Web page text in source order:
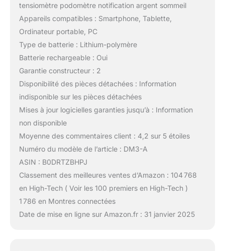
tensiomètre podomètre notification argent sommeil
Appareils compatibles : Smartphone, Tablette,
Ordinateur portable, PC
Type de batterie : Lithium-polymère
Batterie rechargeable : Oui
Garantie constructeur : 2
Disponibilité des pièces détachées : Information
indisponible sur les pièces détachées
Mises à jour logicielles garanties jusqu’à : Information
non disponible
Moyenne des commentaires client : 4,2 sur 5 étoiles
Numéro du modèle de l’article : DM3-A
ASIN : B0DRTZBHPJ
Classement des meilleures ventes d’Amazon : 104 768
en High-Tech ( Voir les 100 premiers en High-Tech )
1 786 en Montres connectées
Date de mise en ligne sur Amazon.fr : 31 janvier 2025